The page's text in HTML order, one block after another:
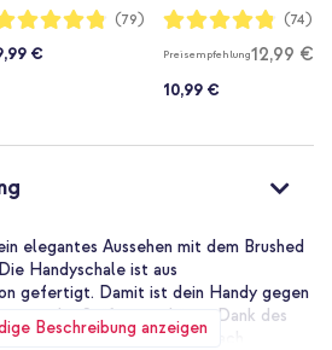
/ Poco X6 -
(79)
€
(5G) / Poco X6 -
Bewertung:
96%
(74)
Preisempfehlung12,99 €
10,99 €
Beschreibung anzeigen
elegantes Aussehen mit dem Brushed
Handyschale ist aus
gefertigt. Damit ist dein Handy gegen
oder Stöße geschützt. Dank des
sich die Hülle ganz einfach